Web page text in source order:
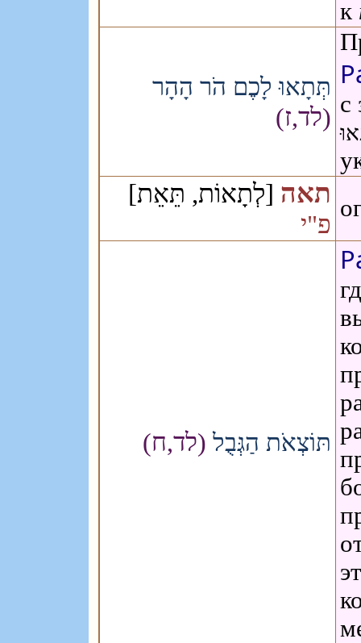
к
с
תְּתָאוּ לָכֶם הֹר הָהָר
(לד,ז)
תאה [לְתָאוֹת, תֵּאֵת]
פ"י
תּוֹצְאֹת הַגְּבֻל (לד,ח)